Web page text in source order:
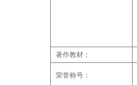
著作教材：
荣誉称号：